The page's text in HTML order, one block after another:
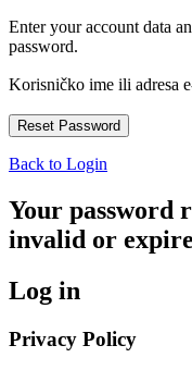
Enter your account data
password.
Korisničko ime ili adresa
Back to Login
Your password
invalid or
Log in
Privacy Policy